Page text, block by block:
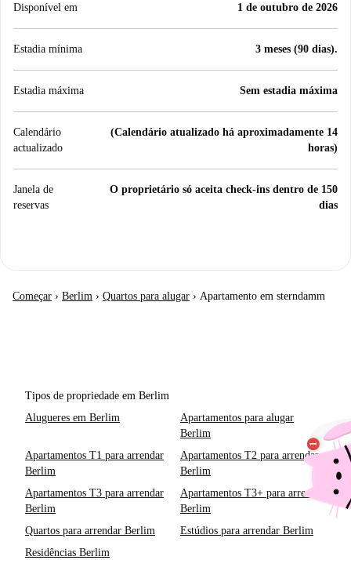
Disponível em 1 de outubro de 2026
Estadia mínima 3 meses (90 dias).
Estadia máxima Sem estadia máxima
Calendário
actualizado
(Calendário atualizado há aproximadamente 14
horas)
Janela de
reservas
O proprietário só aceita check-ins dentro de 150
dias
Começar › Berlim › Quartos para alugar › Apartamento em sterndamm
Tipos de propriedade em Berlim
Alugueres em Berlim
Apartamentos para alugar
Berlim
Apartamentos T1 para arrendar
Berlim
Apartamentos T2 para arrendar
Berlim
Apartamentos T3 para arrendar
Berlim
Apartamentos T3+ para arrendar
Berlim
Quartos para arrendar Berlim
Estúdios para arrendar Berlim
Residências Berlim